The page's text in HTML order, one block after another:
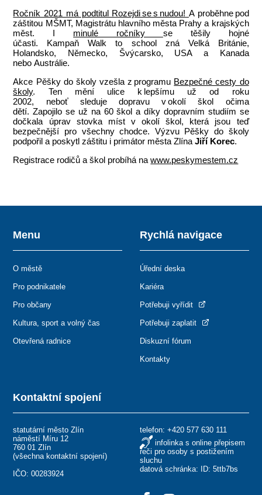
Ročník 2021 má podtitul Rozejdi se s nudou! A proběhne pod
záštitou MŠMT, Magistrátu hlavního města Prahy a krajských
měst. I minulé ročníky se těšily hojné
účasti. Kampaň Walk to school zná Velká Británie,
Holandsko, Německo, Švýcarsko, USA a Kanada
nebo Austrálie.
Akce Pěšky do školy vzešla z programu Bezpečné cesty do
školy. Ten mění ulice k lepšímu už od roku
2002, neboť sleduje dopravu v okolí škol očima
dětí. Zapojilo se už na 60 škol a díky dopravním studiím se
dočkala úprav stovka míst v okolí škol, která jsou teď
bezpečnější pro všechny chodce. Výzvu Pěšky do školy
podpořil a poskytl záštitu i primátor města ZlínaJiří Korec.
Registrace rodičů a škol probíhá nawww.peskymestem.cz
Kontaktní spojení
statutární město Zlín
náměstí Míru 12
760 01 Zlín
(všechna kontaktní spojení)
IČO: 00283924
telefon: +420 577 630 111
infolinka s online přepisem
řeči pro osoby s postižením
sluchu
datová schránka: ID: 5ttb7bs
Menu
O městě
Pro podnikatele
Pro občany
Kultura, sport a volný čas
Otevřená radnice
Rychlá navigace
Úřední deska
Kariéra
Potřebuji vyřídit
Potřebuji zaplatit
Diskuzní fórum
Kontakty